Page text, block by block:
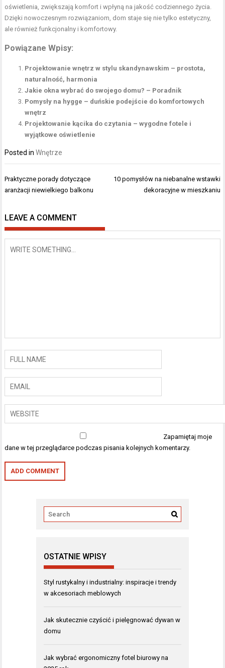
oświetlenia, zwiększają komfort i wpłyną na jakość codziennego życia.
Dzięki nowoczesnym rozwiązaniom, dom staje się nie tylko estetyczny,
ale również funkcjonalny i komfortowy.
Powiązane Wpisy:
Projektowanie wnętrz w stylu skandynawskim – prostota,
naturalność, harmonia
Jakie okna wybrać do swojego domu? – Poradnik
Pomysły na hygge – duńskie podejście do komfortowych
wnętrz
Projektowanie kącika do czytania – wygodne fotele i
wyjątkowe oświetlenie
Posted inWnętrze
Nawigacja
wpisu
Praktyczne porady dotyczące
aranżacji niewielkiego balkonu
10 pomysłów na niebanalne wstawki
dekoracyjne w mieszkaniu
LEAVE A COMMENT
Zapamiętaj moje
dane w tej przeglądarce podczas pisania kolejnych komentarzy.
OSTATNIE WPISY
Styl rustykalny i industrialny: inspiracje i trendy
w akcesoriach meblowych
Jak skutecznie czyścić i pielęgnować dywan w
domu
Jak wybrać ergonomiczny fotel biurowy na